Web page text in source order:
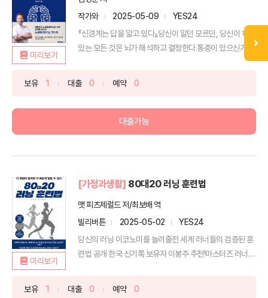
미리보기
작가와
2025-05-09
YES24
『신경계는 답을 알고 있다』당신이 알던 모르던, 당신이 하고
있는 모든 것은 뇌가 해석하고 결정한다.통증이 있으신가
보유 1 대출 0 예약 0
대출가능
미리보기
[가정과생활] 80대20 러닝 훈련법
맷 피츠제럴드 저/최보배 역
빌리버튼
2025-05-02
YES24
당신의 러닝 이코노미를 늘려줄전 세계 러너들의 검증된 훈
련법 공개 한국 신기록 보유자 이봉주 추천!마스터즈 러너
보유 1 대출 0 예약 0